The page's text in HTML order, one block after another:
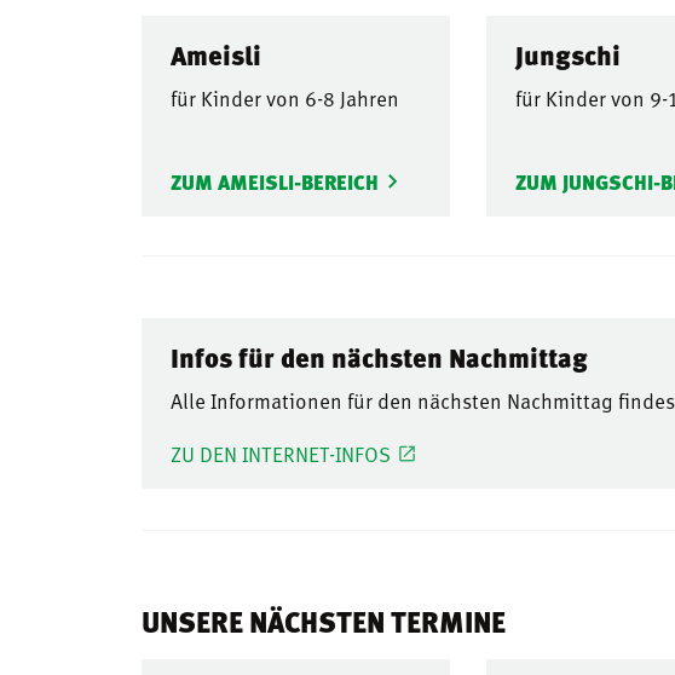
Ameisli
für Kinder von 6-8 Jahren
ZUM AMEISLI-BEREICH
Jungschi
für Kinder von 9-
ZUM JUNGSCHI-
Infos für den nächsten Nachmittag
Alle Informationen für den nächsten Nachmittag
ZU DEN INTERNET-INFOS
UNSERE NÄCHSTEN TERMINE